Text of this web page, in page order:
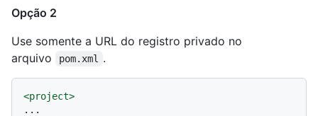
Opção 2
Use somente a URL do registro privado no
arquivo
pom.xml .
<project>
...